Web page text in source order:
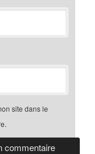
site dans le